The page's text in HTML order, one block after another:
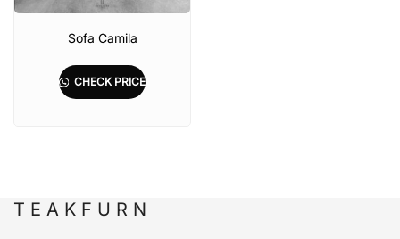
Sofa Camila
CHECK PRICE
T E A K F U R N